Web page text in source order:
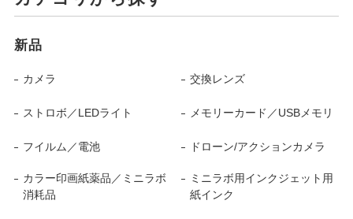
新品
カメラ 交換レンズ
ストロボ／LEDライト メモリーカード／USBメモリ
フイルム／電池 ドローン/アクションカメラ
カラー印画紙薬品／ミニラボ
消耗品
ミニラボ用インクジェット用
紙インク